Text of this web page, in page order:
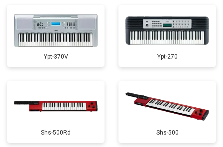
Ypt-370V Ypt-270
Shs-500Rd Shs-500